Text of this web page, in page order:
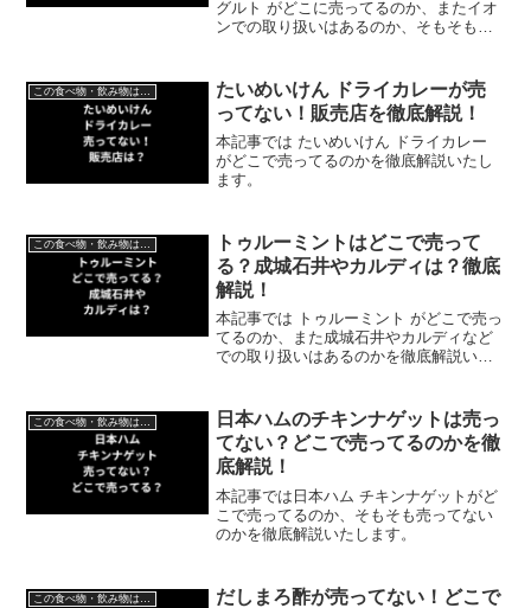
グルト がどこに売ってるのか、またイオ
ンでの取り扱いはあるのか、そもそも売
たいめいけん ドライカレーが売
ってない！販売店を徹底解説！
本記事では たいめいけん ドライカレー
がどこで売ってるのかを徹底解説いたし
ます。
この食べ物・飲み物はどこで売ってる？
トゥルーミントはどこで売って
る？成城石井やカルディは？徹底
解説！
本記事では トゥルーミント がどこで売っ
てるのか、また成城石井やカルディなど
での取り扱いはあるのかを徹底解説いた
日本ハムのチキンナゲットは売っ
てない？どこで売ってるのかを徹
底解説！
本記事では日本ハム チキンナゲットがど
こで売ってるのか、そもそも売ってない
のかを徹底解説いたします。
だしまろ酢が売ってない！どこで